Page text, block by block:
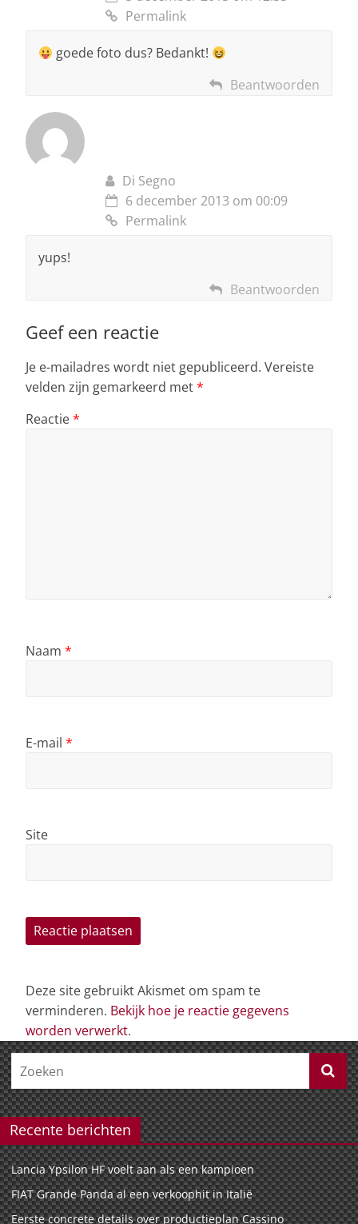
Permalink
goede foto dus? Bedankt!
Beantwoorden
Di Segno
6 december 2013 om 00:09
Permalink
yups!
Beantwoorden
Geef een reactie
Je e-mailadres wordt niet gepubliceerd. Vereiste
velden zijn gemarkeerd met*
Reactie*
Naam *
E-mail *
Site
Deze site gebruikt Akismet om spam te
verminderen. Bekijk hoe je reactie gegevens
worden verwerkt.
Recente berichten
Lancia Ypsilon HF voelt aan als een kampioen
FIAT Grande Panda al een verkoophit in Italië
Eerste concrete details over productieplan Cassino